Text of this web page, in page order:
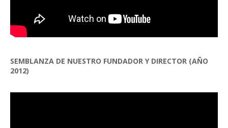
SEMBLANZA DE NUESTRO FUNDADOR Y DIRECTOR (AÑO
2012)